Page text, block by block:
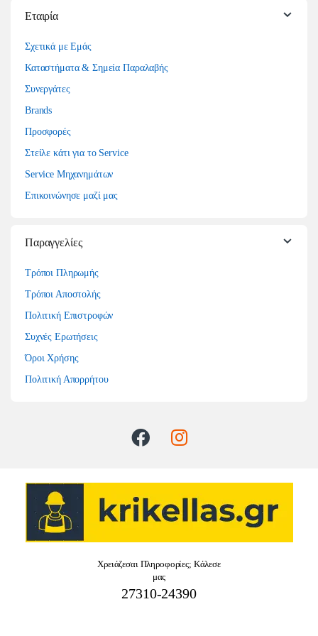
Εταιρία
Σχετικά με Εμάς
Καταστήματα & Σημεία Παραλαβής
Συνεργάτες
Brands
Προσφορές
Στείλε κάτι για το Service
Service Μηχανημάτων
Επικοινώνησε μαζί μας
Παραγγελίες
Τρόποι Πληρωμής
Τρόποι Αποστολής
Πολιτική Επιστροφών
Συχνές Ερωτήσεις
Όροι Χρήσης
Πολιτική Απορρήτου
Χρειάζεσαι Πληροφορίες; Κάλεσε
μας
27310-24390